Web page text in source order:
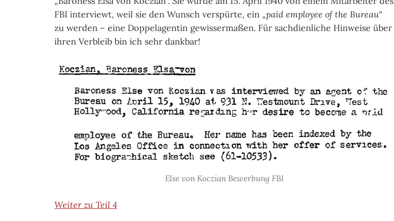
FBI interviewt, weil sie den Wunsch verspürte, ein „paid employee of the Bureau“
zu werden – eine Doppelagentin gewissermaßen. Für sachdienliche Hinweise über
ihren Verbleib bin ich sehr dankbar!
Else von Koczian Bewerbung FBI
Weiter zu Teil 4